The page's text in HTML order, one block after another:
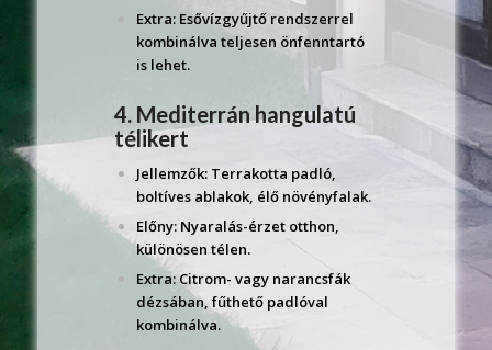
Extra: Esővízgyűjtő rendszerrel
kombinálva teljesen önfenntartó
is lehet.
4. Mediterrán hangulatú
télikert
Jellemzők: Terrakotta padló,
boltíves ablakok, élő növényfalak.
Előny: Nyaralás-érzet otthon,
különösen télen.
Extra: Citrom- vagy narancsfák
dézsában, fűthető padlóval
kombinálva.